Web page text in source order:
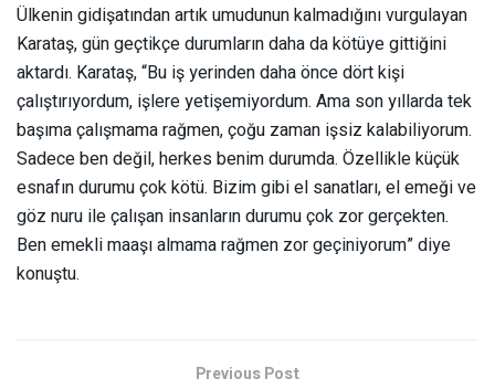
Ülkenin gidişatından artık umudunun kalmadığını vurgulayan
Karataş, gün geçtikçe durumların daha da kötüye gittiğini
aktardı. Karataş, “Bu iş yerinden daha önce dört kişi
çalıştırıyordum, işlere yetişemiyordum. Ama son yıllarda tek
başıma çalışmama rağmen, çoğu zaman işsiz kalabiliyorum.
Sadece ben değil, herkes benim durumda. Özellikle küçük
esnafın durumu çok kötü. Bizim gibi el sanatları, el emeği ve
göz nuru ile çalışan insanların durumu çok zor gerçekten.
Ben emekli maaşı almama rağmen zor geçiniyorum” diye
konuştu.
Previous Post